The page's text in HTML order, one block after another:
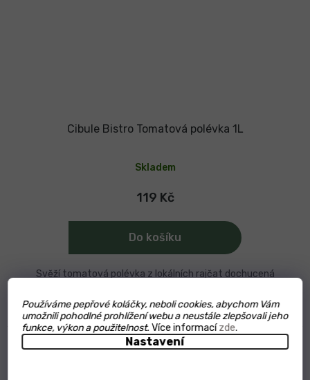
Používáme pepřové koláčky, neboli cookies, abychom Vám
umožnili pohodlné prohlížení webu a neustále zlepšovali jeho
funkce, výkon a použitelnost.Více informacízde.
Nastavení
Cibule Bistro Tomatová polévka 1L
hodnocení
produktu
5,0
Skladem
119 Kč
Do košíku
Svěží tomatová polévka z lokálních rajčat dochucená